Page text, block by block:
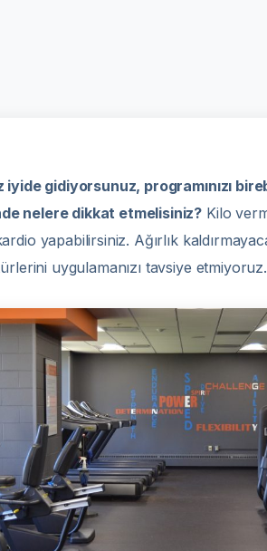
iyide gidiyorsunuz, programınızı
nelere dikkat etmelisiniz? Kilo
yapabilirsiniz. Ağırlık
uygulamanızı tavsiye